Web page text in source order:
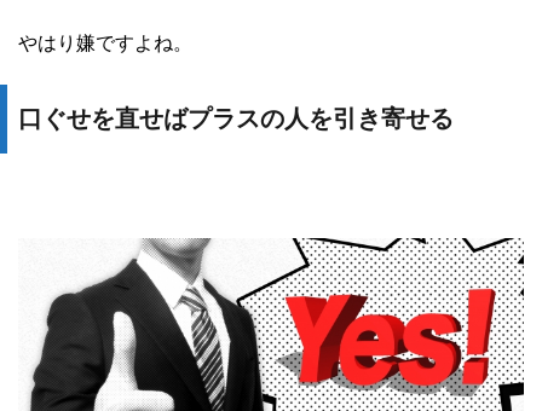
やはり嫌ですよね。
口ぐせを直せばプラスの人を引き寄せる